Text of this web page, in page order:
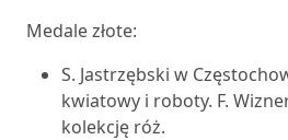
Medale złote:
S. Jastrzębski w
kwiatowy i roboty. F.
kolekcję róż.